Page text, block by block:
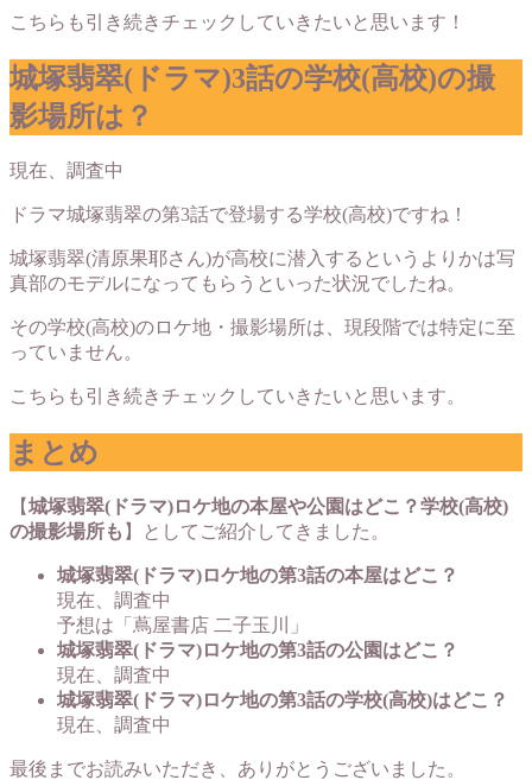
こちらも引き続きチェックしていきたいと思います！
城塚翡翠(ドラマ)3話の学校(高校)の撮
影場所は？
現在、調査中
ドラマ城塚翡翠の第3話で登場する学校(高校)ですね！
城塚翡翠(清原果耶さん)が高校に潜入するというよりかは写
真部のモデルになってもらうといった状況でしたね。
その学校(高校)のロケ地・撮影場所は、現段階では特定に至
っていません。
こちらも引き続きチェックしていきたいと思います。
まとめ
【城塚翡翠(ドラマ)ロケ地の本屋や公園はどこ？学校(高校)
の撮影場所も 】としてご紹介してきました。
城塚翡翠(ドラマ)ロケ地の第3話の本屋はどこ？
現在、調査中
予想は「蔦屋書店 二子玉川」
城塚翡翠(ドラマ)ロケ地の第3話の公園はどこ？
現在、調査中
城塚翡翠(ドラマ)ロケ地の第3話の学校(高校)はどこ？
現在、調査中
最後までお読みいただき、ありがとうございました。